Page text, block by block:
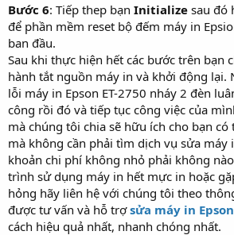
Bước 6: Tiếp thep bạn Initialize sau đó
để phần mềm reset bộ đếm máy in
ban đầu.
Sau khi thực hiện hết các bước trên bạn
hành tắt nguồn máy in và khởi động lại.
lỗi máy in Epson ET-2750 nháy 2 đèn
công rồi đó và tiếp tục công việc của
mà chúng tôi chia sẽ hữu ích cho bạn
mà không cần phải tìm dịch vụ sửa
khoản chi phí không nhỏ phải không
trình sử dụng máy in hết mực in hoặc
hỏng hãy liên hệ với chúng tôi theo
được tư vấn và hỗ trợsửa máy in
cách hiệu quả nhất, nhanh chóng nhất.